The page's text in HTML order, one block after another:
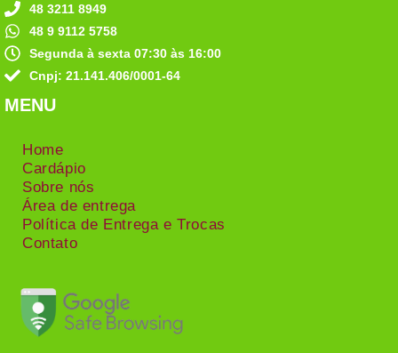
48 3211 8949
48 9 9112 5758
Segunda à sexta 07:30 às 16:00
Cnpj: 21.141.406/0001-64
MENU
Home
Cardápio
Sobre nós
Área de entrega
Política de Entrega e Trocas
Contato